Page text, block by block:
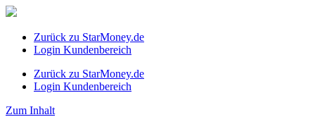
Zurück zu StarMoney.de
Login Kundenbereich
Zurück zu StarMoney.de
Login Kundenbereich
Zum Inhalt